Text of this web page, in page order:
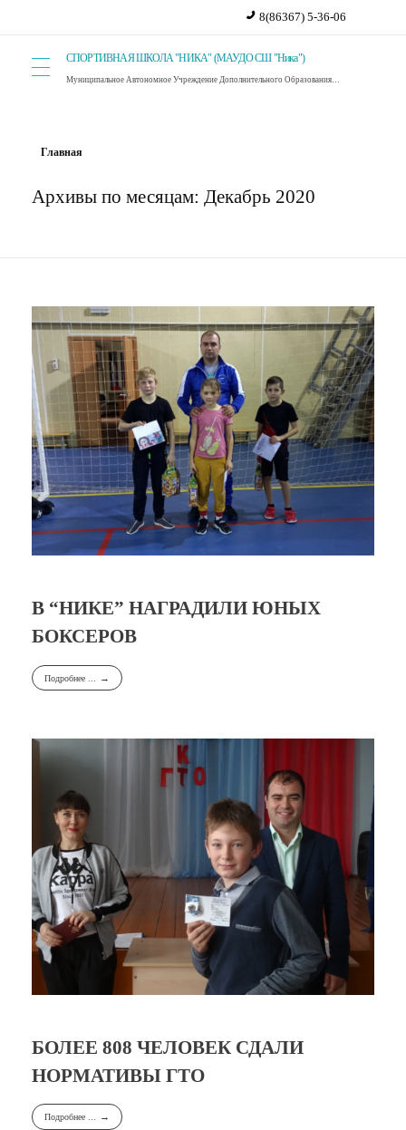
8(86367) 5-36-06
СПОРТИВНАЯ ШКОЛА "НИКА" (МАУДО СШ "Ника")
Муниципальное Автономное Учреждение Дополнительного Образования Спортивная Школа "Ника". г. Красный Сулин.
Главная
Архивы по месяцам: Декабрь 2020
В “НИКЕ” НАГРАДИЛИ ЮНЫХ
БОКСЕРОВ
Подробнее ...
БОЛЕЕ 808 ЧЕЛОВЕК СДАЛИ
НОРМАТИВЫ ГТО
Подробнее ...